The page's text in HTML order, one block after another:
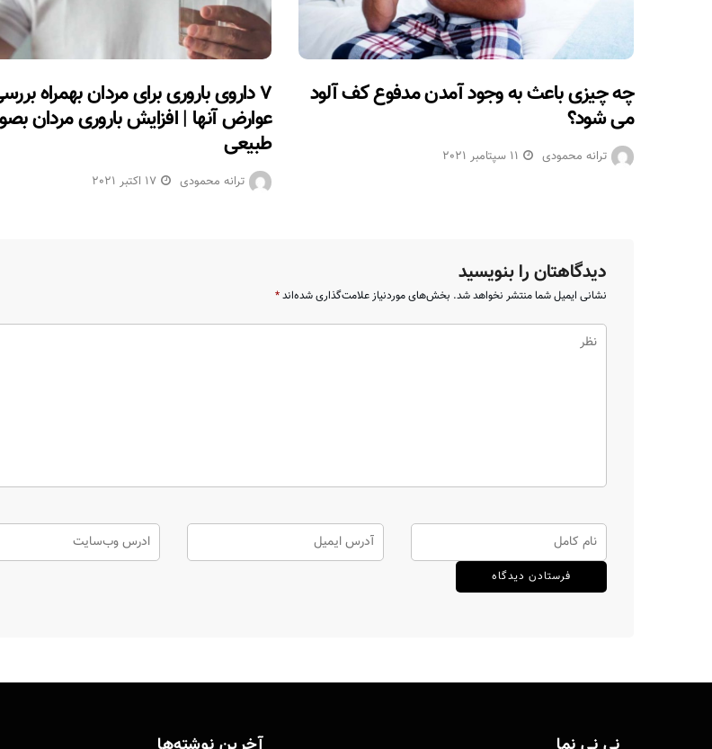
۷ داروی باروری برای مردان بهمراه
عوارض آنها | افزایش باروری مردان
طبیعی
ترانه محمودی 17 اکتبر 2021
چه چیزی باعث به وجود آمدن مدفوع کف آلود
می شود؟
ترانه محمودی 11 سپتامبر 2021
دیدگاهتان را بنویسید
نشانی ایمیل شما منتشر نخواهد شد. بخش‌های موردنیاز علامت‌گذاری شده‌اند*